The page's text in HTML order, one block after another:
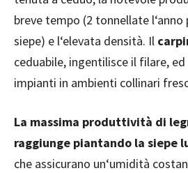
breve tempo (2 tonnellate l‘anno
siepe) e l‘elevata densità. Il
ceduabile, ingentilisce il filare,
impianti in ambienti collinari
La massima produttività di
raggiunge piantando la siepe
che assicurano un‘umidità